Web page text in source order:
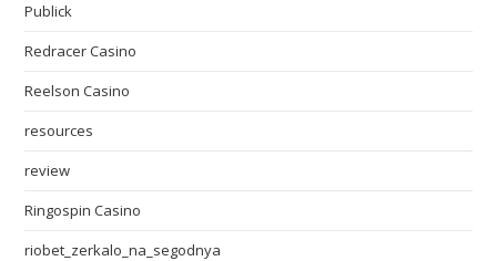
Publick
Redracer Casino
Reelson Casino
resources
review
Ringospin Casino
riobet_zerkalo_na_segodnya